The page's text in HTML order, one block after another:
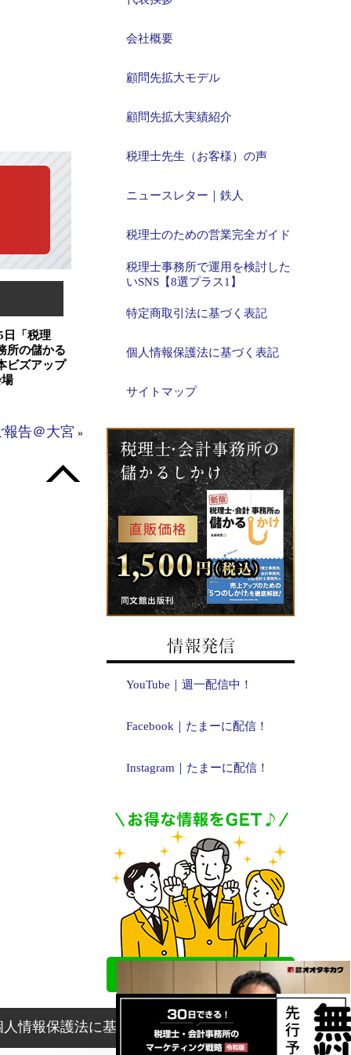
日「税理
所の儲かる
ビズアップ
報告＠大宮 »
会社概要
顧問先拡大モデル
顧問先拡大実績紹介
税理士先生（お客様）の声
ニュースレター｜鉄人
税理士のための営業完全ガイド
税理士事務所で運用を検討した
いSNS【8選プラス1】
特定商取引法に基づく表記
個人情報保護法に基づく表記
サイトマップ
YouTube｜週一配信中！
Facebook｜たまーに配信！
Instagram｜たまーに配信！
人情報保護法に基づく表記